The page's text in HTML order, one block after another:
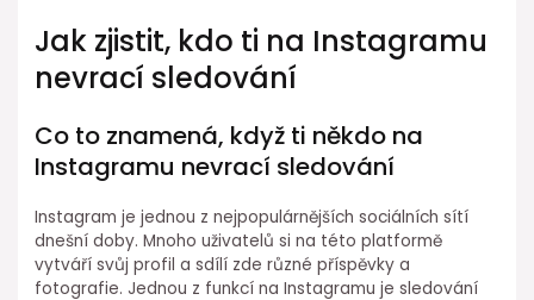
Jak zjistit, kdo ti na Instagramu
nevrací sledování
Co to znamená, když ti někdo na
Instagramu nevrací sledování
Instagram je jednou z nejpopulárnějších sociálních sítí
dnešní doby. Mnoho uživatelů si na této platformě
vytváří svůj profil a sdílí zde různé příspěvky a
fotografie. Jednou z funkcí na Instagramu je sledování